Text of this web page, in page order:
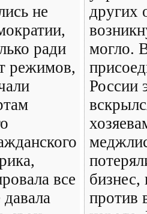
не
ради
режимов,
все
других
могло.
России
против